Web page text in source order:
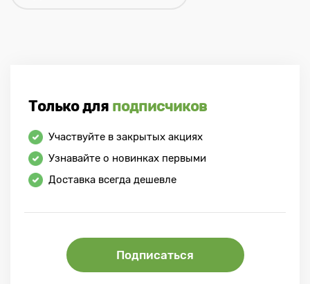
Только для подписчиков
Участвуйте в закрытых акциях
Узнавайте о новинках первыми
Доставка всегда дешевле
Подписаться